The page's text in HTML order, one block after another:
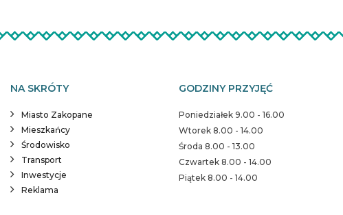
NA SKRÓTY
Miasto Zakopane
Mieszkańcy
Środowisko
Transport
Inwestycje
Reklama
GODZINY PRZYJĘĆ
Poniedziałek 9.00 - 16.00
Wtorek 8.00 - 14.00
Środa 8.00 - 13.00
Czwartek 8.00 - 14.00
Piątek 8.00 - 14.00